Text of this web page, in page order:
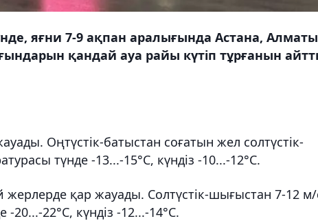
яғни 7-9 ақпан аралығында Астана, Алматы
қандай ауа райы күтіп тұрғанын
Оңтүстік-батыстан соғатын жел солтүстік-
түнде -13...-15°C, күндіз -10...-12°C.
қар жауады. Солтүстік-шығыстан 7-12 м/
22°C, күндіз -12...-14°C.